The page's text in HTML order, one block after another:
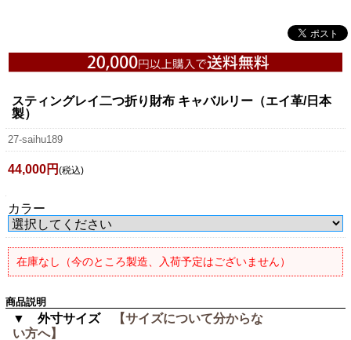
スティングレイ二つ折り財布 キャバルリー（エイ革/日本
製）
27-saihu189
44,000円 (税込)
カラー
在庫なし（今のところ製造、入荷予定はございません）
商品説明
▼ 外寸サイズ
【サイズについて分からな
い方へ】